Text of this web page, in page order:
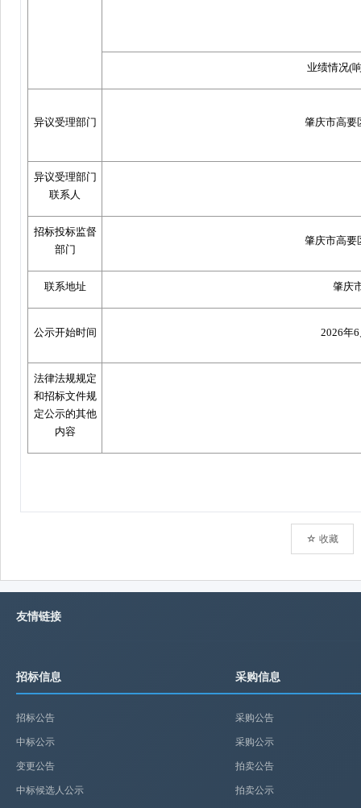
☆ 收藏
友情链接
招标信息
招标公告
中标公示
变更公告
中标候选人公示
采购信息
采购公告
采购公示
拍卖公告
拍卖公示